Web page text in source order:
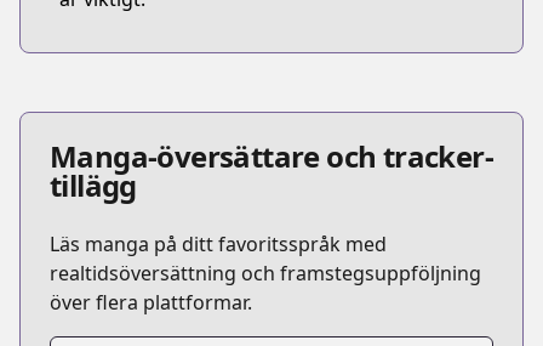
Manga-översättare och tracker-
tillägg
Läs manga på ditt favoritsspråk med
realtidsöversättning och framstegsuppföljning
över flera plattformar.